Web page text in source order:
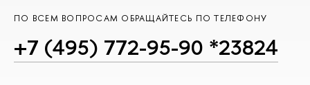
ПО ВСЕМ ВОПРОСАМ ОБРАЩАЙТЕСЬ ПО ТЕЛЕФОНУ
+7 (495) 772-95-90 *23824